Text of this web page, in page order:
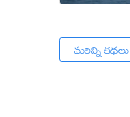
మరిన్ని కథలు